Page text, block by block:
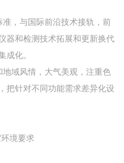
，与国际前沿技术接轨，前
器和检测技术拓展和更新换代
成化。
域风情，大气美观，注重色
把针对不同功能需求差异化设
境要求